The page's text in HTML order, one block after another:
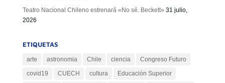
Teatro Nacional Chileno estrenará «No sé. Beckett» 31 julio,
2026
ETIQUETAS
arte astronomia Chile ciencia
Congreso Futuro
covid19
CUECH cultura
Educación Superior